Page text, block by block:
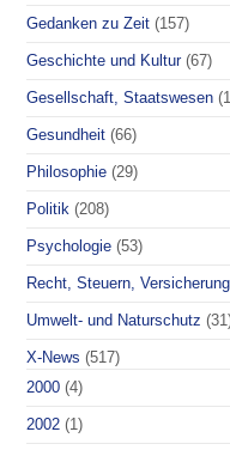
Gedanken zu Zeit (157)
Geschichte und Kultur (67)
Gesellschaft, Staatswesen
Gesundheit (66)
Philosophie (29)
Politik (208)
Psychologie (53)
Recht, Steuern, Versicherung
Umwelt- und Naturschutz
X-News (517)
2000 (4)
2002 (1)